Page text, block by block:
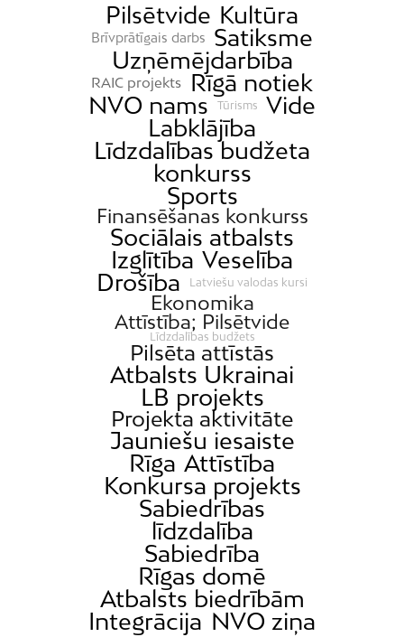
Pilsētvide Kultūra
Brīvprātīgais darbs
Satiksme
Uzņēmējdarbība
RAIC projekts
Rīgā notiek
NVO nams
Tūrisms
Vide
Labklājība
Līdzdalības budžeta
konkurss
Sports
Finansēšanas konkurss
Sociālais atbalsts
Izglītība Veselība
Drošība
Latviešu valodas kursi
Ekonomika
Attīstība; Pilsētvide
Līdzdalības budžets
Pilsēta attīstās
Atbalsts Ukrainai
LB projekts
Projekta aktivitāte
Jauniešu iesaiste
Rīga Attīstība
Konkursa projekts
Sabiedrības
līdzdalība
Sabiedrība
Rīgas domē
Atbalsts biedrībām
Integrācija NVO ziņa